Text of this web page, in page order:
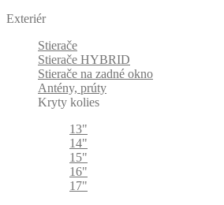
Exteriér
Stierače
Stierače HYBRID
Stierače na zadné okno
Antény, prúty
Kryty kolies
13"
14"
15"
16"
17"